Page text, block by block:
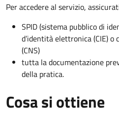
Per accedere al servizio,
SPID (sistema pubblico di
d’identità elettronica (CIE)
(CNS)
tutta la documentazione
della pratica.
Cosa si ottiene